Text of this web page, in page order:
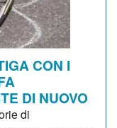
CON I
DI NUOVO
di